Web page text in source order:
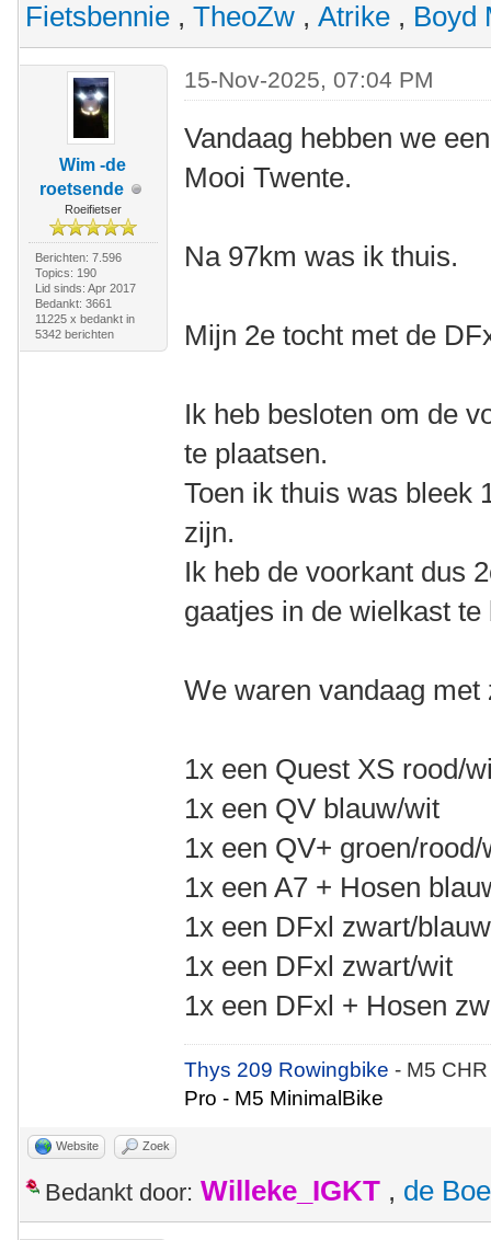
Fietsbennie , TheoZw , Atrike , Boyd
Wim -de
roetsende
Roeifietser
Berichten: 7.596
Topics: 190
Lid sinds: Apr 2017
Bedankt: 3661
11225 x bedankt in
5342 berichten
15-Nov-2025, 07:04 PM
Vandaag hebben we
Mooi Twente.
Na 97km was ik thuis.
Mijn 2e tocht met de
Ik heb besloten om de
te plaatsen.
Toen ik thuis was bleek
zijn.
Ik heb de voorkant dus
gaatjes in de wielkast te
We waren vandaag met
1x een Quest XS rood/
1x een QV blauw/wit
1x een QV+ groen/rood/
1x een A7 + Hosen
1x een DFxl zwart/blauw
1x een DFxl zwart/wit
1x een DFxl + Hosen
Thys 209 Rowingbike- M5
Pro - M5 MinimalBike
Website Zoek
Bedankt door: Willeke_IGKT , de